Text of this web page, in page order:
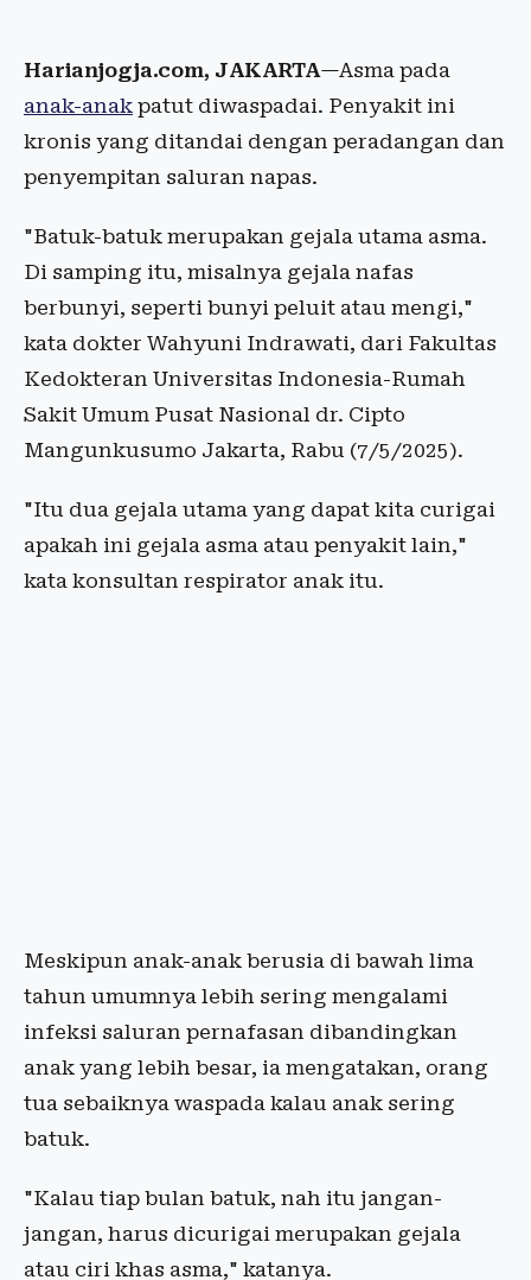
Harianjogja.com, JAKARTA—Asma pada
anak-anak patut diwaspadai. Penyakit ini
kronis yang ditandai dengan peradangan dan
penyempitan saluran napas.
"Batuk-batuk merupakan gejala utama asma.
Di samping itu, misalnya gejala nafas
berbunyi, seperti bunyi peluit atau mengi,"
kata dokter Wahyuni Indrawati, dari Fakultas
Kedokteran Universitas Indonesia-Rumah
Sakit Umum Pusat Nasional dr. Cipto
Mangunkusumo Jakarta, Rabu (7/5/2025).
"Itu dua gejala utama yang dapat kita curigai
apakah ini gejala asma atau penyakit lain,"
kata konsultan respirator anak itu.
Meskipun anak-anak berusia di bawah lima
tahun umumnya lebih sering mengalami
infeksi saluran pernafasan dibandingkan
anak yang lebih besar, ia mengatakan, orang
tua sebaiknya waspada kalau anak sering
batuk.
"Kalau tiap bulan batuk, nah itu jangan-
jangan, harus dicurigai merupakan gejala
atau ciri khas asma," katanya.